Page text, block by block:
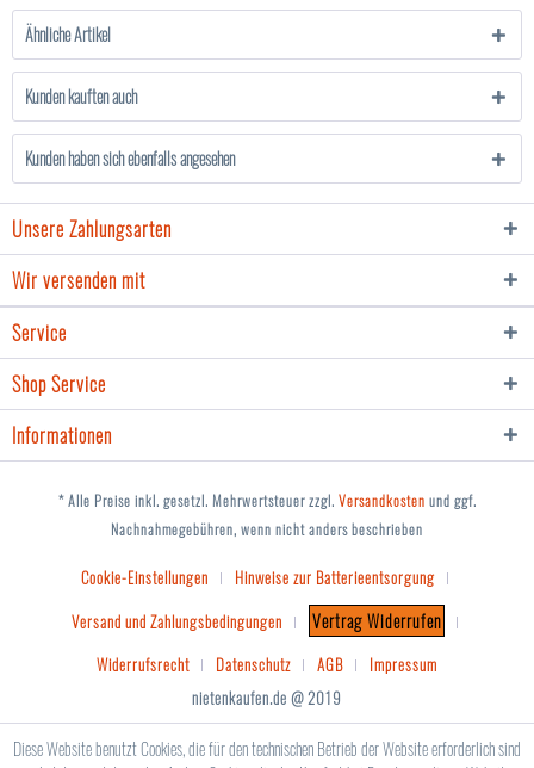
Ähnliche Artikel
Kunden kauften auch
Kunden haben sich ebenfalls angesehen
Unsere Zahlungsarten
Wir versenden mit
Service
Shop Service
Informationen
* Alle Preise inkl. gesetzl. Mehrwertsteuer zzgl. Versandkosten und ggf.
Nachnahmegebühren, wenn nicht anders beschrieben
Cookie-Einstellungen
Hinweise zur Batterieentsorgung
Versand und Zahlungsbedingungen
Vertrag Widerrufen
Widerrufsrecht Datenschutz AGB
Impressum
nietenkaufen.de @ 2019
Diese Website benutzt Cookies, die für den technischen Betrieb der Website erforderlich sind